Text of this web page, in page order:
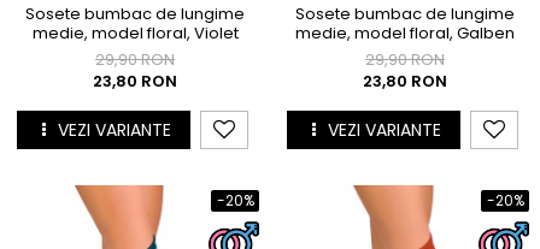
Sosete bumbac de lungime
medie, model floral, Violet
29,90 RON
23,80 RON
VEZI VARIANTE
Sosete bumbac de lungime
medie, model floral, Galben
29,90 RON
23,80 RON
VEZI VARIANTE
-20% -20%